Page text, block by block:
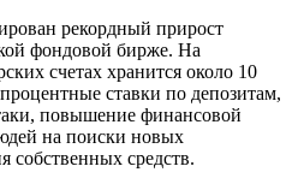
рекордный прирост
фондовой бирже. На
счетах хранится около 10
ставки по депозитам,
повышение финансовой
на поиски новых
собственных средств.